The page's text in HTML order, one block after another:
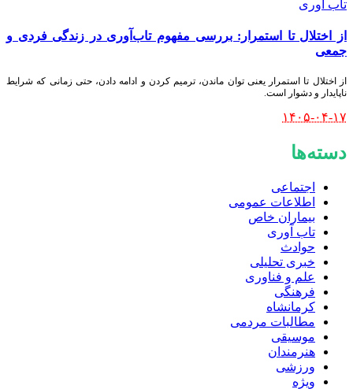
تاب آوری
از اختلال تا استمرار: بررسی مفهوم تاب‌آوری در زندگی فردی و
جمعی
از اختلال تا استمرار یعنی توان ماندن، ترمیم کردن و ادامه دادن، حتی زمانی که شرایط
ناپایدار و دشوار است.
۱۴۰۵-۰۴-۱۷
دسته‌ها
اجتماعی
اطلاعات عمومی
بیماران خاص
تاب آوری
حوادث
خبری تحلیلی
علم و فناوری
فرهنگی
کرمانشاه
مطالبات مردمی
موسیقی
هنرمندان
ورزشی
ویژه